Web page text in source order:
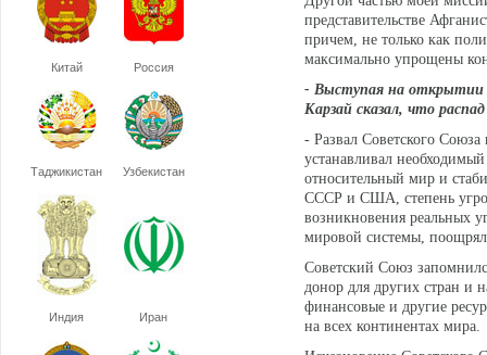
Китай Россия
Таджикистан Узбекистан
Индия Иран
представительстве
причем, не только как
максимально упрощены
- Выступая на открытии
Карзай сказал, что
- Развал Советского
устанавливал
относительный мир и
СССР и США, степень
возникновения реальных
мировой системы,
Советский Союз
донор для других стран и
финансовые и другие
на всех континентах мира.